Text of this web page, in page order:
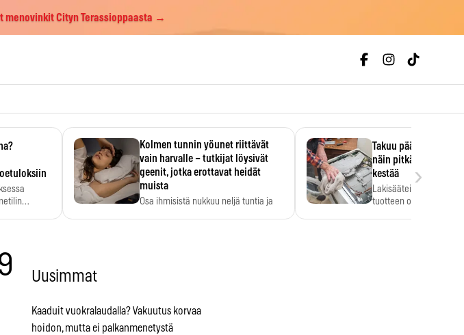
menovinkit Cityn Terassioppaasta →
Kolmen tunnin yöunet riittävät
vain harvalle – tutkijat löysivät
geenit, jotka erottavat heidät
muista
Osa ihmisistä nukkuu neljä tuntia ja
Takuu päättyi,
näin pitkään
kestää
Lakisääteinen
tuotteen oletetun
›
Uusimmat
Kaaduit vuokralaudalla? Vakuutus korvaa
hoidon, mutta ei palkanmenetystä